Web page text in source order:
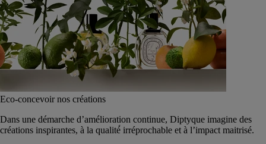
Eco-concevoir nos créations
Dans une démarche d’amélioration continue, Diptyque imagine des
créations inspirantes, à la qualité́ irréprochable et à l’impact maitrisé.